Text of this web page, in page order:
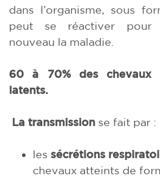
dans l’organisme, sous
peut se réactiver pour
nouveau la maladie.
60 à 70% des chevaux
latents.
La transmission se fait par :
les sécrétions
chevaux atteints de